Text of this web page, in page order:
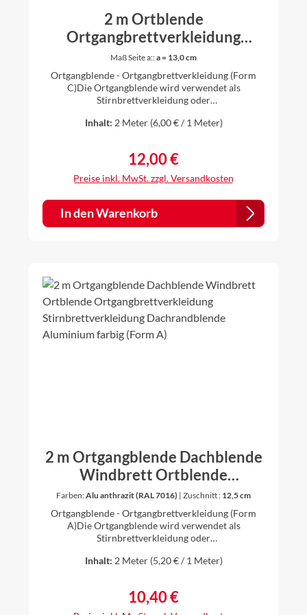
2 m Ortblende
Ortgangbrettverkleidung
Ortgangblende Dachblende Alu
natur 0,8 mm (Form C)
Maß Seite a::a = 13,0 cm
Ortgangblende - Ortgangbrettverkleidung (Form
C)Die Ortgangblende wird verwendet als
Stirnbrettverkleidung oder
verschiedenen Schenkellängendie Seite unten ist 2
individuell gekantet, daher ist es für uns kein
Problem auch andere Zuschnitte und Winkel nach
Ihren Vorstellungen anzufertigen. Einfach vor dem
Kauf anfragen.
Inhalt: 2 Meter (6,00 € / 1 Meter)
Regulärer Preis:
12,00 €
Preise inkl. MwSt. zzgl. Versandkosten
In den Warenkorb
2 m Ortgangblende Dachblende
Windbrett Ortblende
Ortgangbrettverkleidung
Stirnbrettverkleidung
Dachrandblende Aluminium
farbig (Form A)
Farben:Alu anthrazit (RAL 7016) | Zuschnitt : 12,5 cm
Ortgangblende - Ortgangbrettverkleidung (Form
A)Die Ortgangblende wird verwendet als
Stirnbrettverkleidung oder
verschiedenen ZuschnittenSeite a = Zuschnitt
9010), braun (RAL 8014)einseitig farbig, farbige
Inhalt: 2 Meter (5,20 € / 1 Meter)
Regulärer Preis:
10,40 €